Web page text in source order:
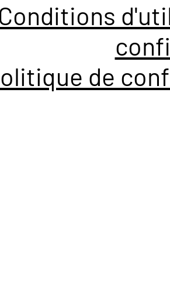
Conditions
de